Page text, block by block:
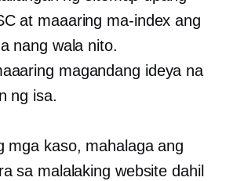
at maaaring ma-index ang
nang wala nito.
magandang ideya na
ng isa.
mga kaso, mahalaga ang
sa malalaking website dahil